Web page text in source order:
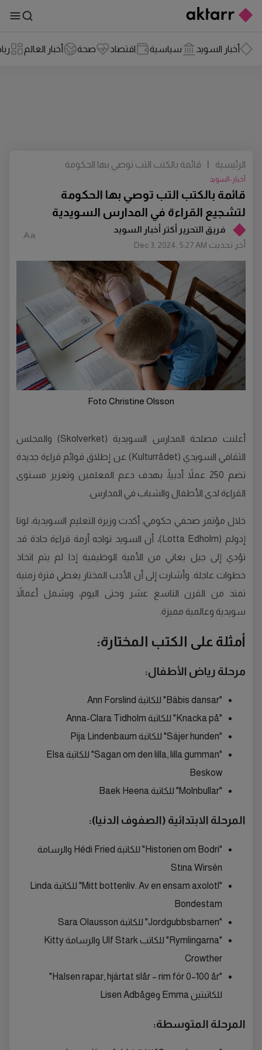
أخبار السويد سياسية اقتصاد صحة أخبار العالم
فريق التحرير أكتر أخبار السويد
أخر تحديث Dec 3, 2024, 5:27 AM
قائمة بالكتب التب توصي بها الحكومة
لتشجيع القراءة في المدارس السويدية
أخبار-السويد
الرئيسية |
قائمة بالكتب التب توصي بها الحكومة
Foto Christine Olsson
أعلنت مصلحة المدارس السويدية (Skolverket) والمجلس
الثقافي السويدي (Kulturrådet) عن إطلاق قوائم قراءة جديدة
تضم 250 عملاً أدبياً، بهدف دعم المعلمين وتعزيز مستوى
القراءة لدى الأطفال والشباب في المدارس.
خلال مؤتمر صحفي حكومي، أكدت وزيرة التعليم السويدية، لوتا
إدولم (Lotta Edholm)، أن السويد تواجه أزمة قراءة حادة قد
تؤدي إلى جيل يعاني من الأمية الوظيفية إذا لم يتم اتخاذ
خطوات عاجلة. وأشارت إلى أن الأدب المختار يغطي فترة زمنية
تمتد من القرن التاسع عشر وحتى اليوم، ويشمل أعمالاً
سويدية وعالمية مميزة.
أمثلة على الكتب المختارة:
مرحلة رياض الأطفال:
"Bäbis dansar" للكاتبة Ann Forslind
"Knacka på" للكاتبة Anna-Clara Tidholm
"Säjer hunden" للكاتبة Pija Lindenbaum
"Sagan om den lilla, lilla gumman" للكاتبة Elsa
Beskow
"Molnbullar" للكاتبة Baek Heena
المرحلة الابتدائية (الصفوف الدنيا):
"Historien om Bodri" للكاتبة Hédi Fried والرسامة
Stina Wirsén
"Mitt bottenliv. Av en ensam axolotl" للكاتبة Linda
Bondestam
"Jordgubbsbarnen" للكاتبة Sara Olausson
"Rymlingarna" للكاتب Ulf Stark والرسامة Kitty
Crowther
"Halsen rapar, hjärtat slår – rim för 0–100 år"
للكاتبتين Emma وLisen Adbåge
المرحلة المتوسطة: